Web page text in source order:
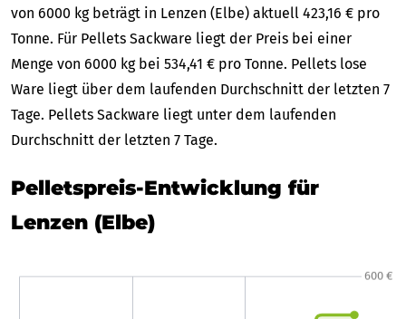
von 6000 kg beträgt in Lenzen (Elbe) aktuell 423,16 € pro
Tonne. Für Pellets Sackware liegt der Preis bei einer
Menge von 6000 kg bei 534,41 € pro Tonne. Pellets lose
Ware liegt über dem laufenden Durchschnitt der letzten 7
Tage. Pellets Sackware liegt unter dem laufenden
Durchschnitt der letzten 7 Tage.
Pelletspreis-Entwicklung für
Lenzen (Elbe)